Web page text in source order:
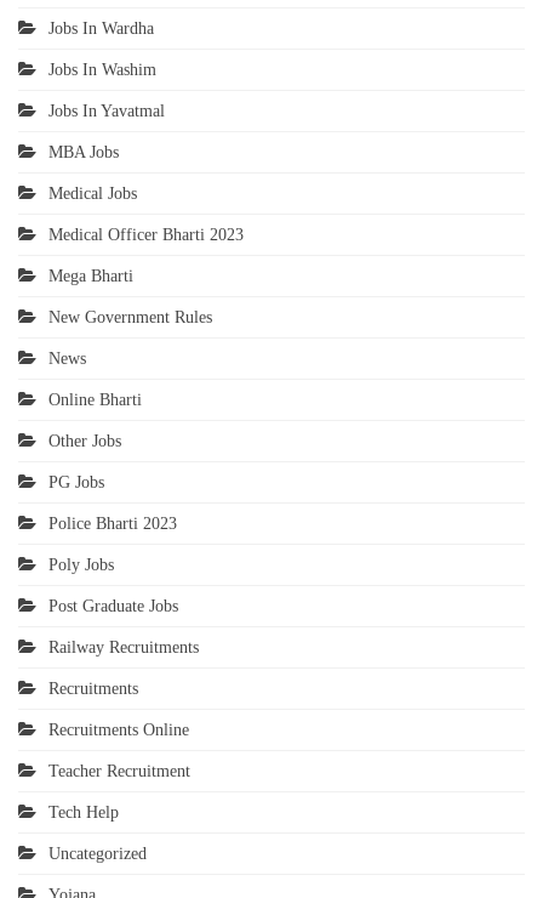
Jobs In Wardha
Jobs In Washim
Jobs In Yavatmal
MBA Jobs
Medical Jobs
Medical Officer Bharti 2023
Mega Bharti
New Government Rules
News
Online Bharti
Other Jobs
PG Jobs
Police Bharti 2023
Poly Jobs
Post Graduate Jobs
Railway Recruitments
Recruitments
Recruitments Online
Teacher Recruitment
Tech Help
Uncategorized